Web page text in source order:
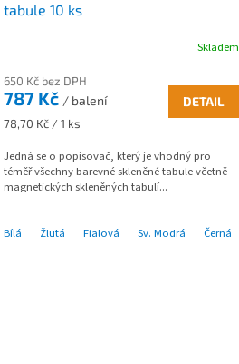
tabule 10 ks
Skladem
650 Kč bez DPH
787 Kč / balení
Měrná
78,70 Kč / 1 ks
DETAIL
Jedná se o popisovač, který je vhodný pro
téměř všechny barevné skleněné tabule včetně
magnetických skleněných tabulí...
Bílá Žlutá Fialová Sv. Modrá Černá